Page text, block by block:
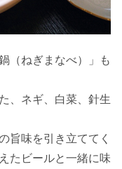
（ねぎまなべ）」も
、ネギ、白菜、針生
旨味を引き立ててく
たビールと一緒に味